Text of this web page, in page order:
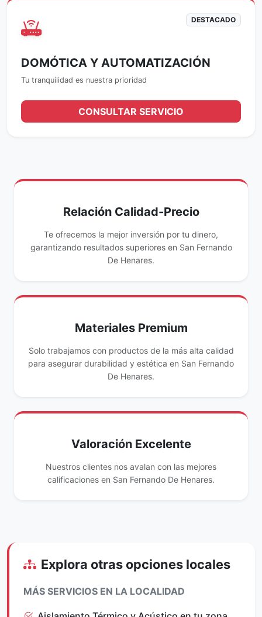
DESTACADO
DOMÓTICA Y AUTOMATIZACIÓN
Tu tranquilidad es nuestra prioridad
CONSULTAR SERVICIO
Relación Calidad-Precio
Te ofrecemos la mejor inversión por tu dinero,
garantizando resultados superiores en San Fernando
De Henares.
Materiales Premium
Solo trabajamos con productos de la más alta calidad
para asegurar durabilidad y estética en San Fernando
De Henares.
Valoración Excelente
Nuestros clientes nos avalan con las mejores
calificaciones en San Fernando De Henares.
Explora otras opciones locales
MÁS SERVICIOS EN LA LOCALIDAD